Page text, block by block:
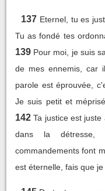
137 Eternel, tu es
Tu as fondé tes
139 Pour moi, je suis
de mes ennemis, car
parole est éprouvée,
Je suis petit et
142 Ta justice est juste
dans la détresse,
commandements font
est éternelle, fais que